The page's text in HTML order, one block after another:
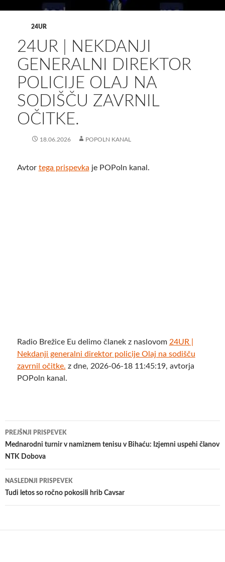
24UR
24UR | NEKDANJI
GENERALNI DIREKTOR
POLICIJE OLAJ NA
SODIŠČU ZAVRNIL
OČITKE.
18.06.2026 POPOLN KANAL
Avtor tega prispevka je POPoln kanal.
Radio Brežice Eu delimo članek z naslovom 24UR |
Nekdanji generalni direktor policije Olaj na sodišču
zavrnil očitke. z dne, 2026-06-18 11:45:19, avtorja
POPoln kanal.
Krmarjenje
po
PREJŠNJI PRISPEVEK
Mednarodni turnir v namiznem tenisu v Bihaću: Izjemni uspehi članov
NTK Dobova
NASLEDNJI PRISPEVEK
​Tudi letos so ročno pokosili hrib Cavsar